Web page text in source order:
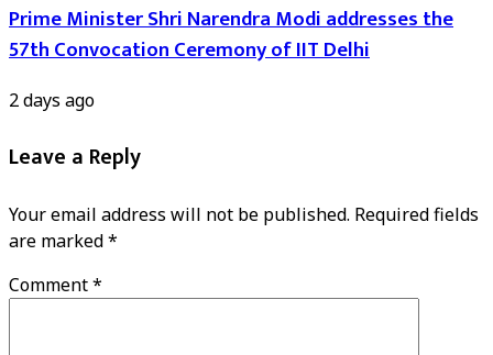
Prime Minister Shri Narendra Modi addresses the
57th Convocation Ceremony of IIT Delhi
2 days ago
Leave a Reply
Your email address will not be published. Required fields
are marked*
Comment*